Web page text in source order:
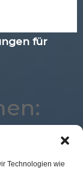
Technologien wie
für
Reality